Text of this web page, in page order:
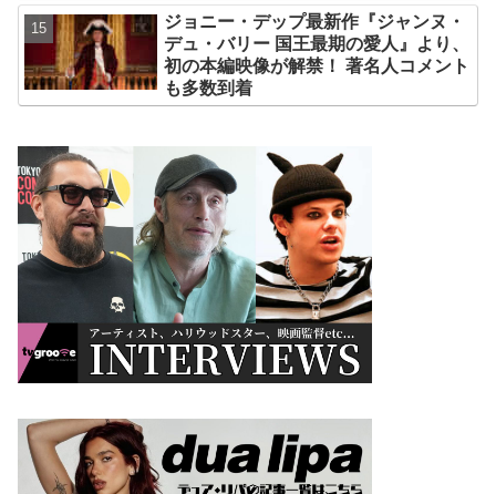
ジョニー・デップ最新作『ジャンヌ・
デュ・バリー 国王最期の愛人』より、
初の本編映像が解禁！ 著名人コメント
も多数到着